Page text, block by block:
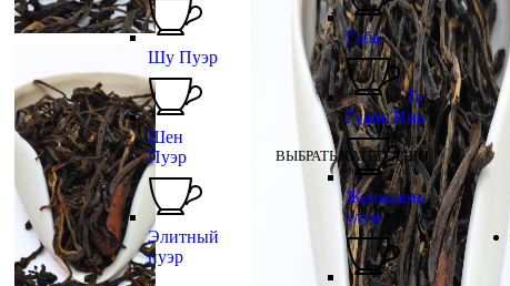
ВЫБРАТЬ КАТЕГОРИЮ
Шу Пуэр
Шен
Пуэр
Элитный
пуэр
Габа
Те
Гуань Инь
Женьшень
улун